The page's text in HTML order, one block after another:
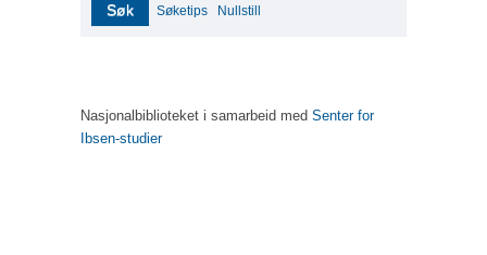
Søk Søketips Nullstill
Nasjonalbiblioteket i samarbeid med Senter for
Ibsen-studier